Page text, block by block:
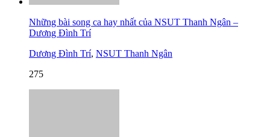
Những bài song ca hay nhất của NSUT Thanh Ngân –
Dương Đình Trí
Dương Đình Trí, NSUT Thanh Ngân
275